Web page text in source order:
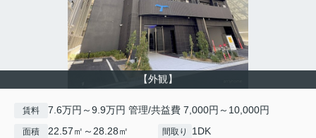
【外観】
賃料 7.6万円～9.9万円 管理/共益費 7,000円～10,000円
面積 22.57㎡～28.28㎡ 間取り 1DK